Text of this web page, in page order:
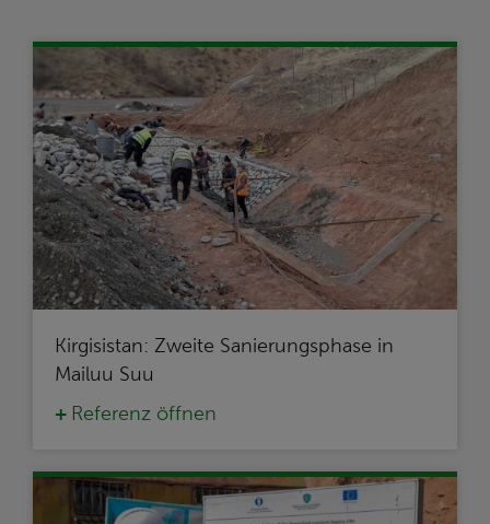
Kirgisistan: Zweite Sanierungsphase in
Mailuu Suu
Referenz öffnen